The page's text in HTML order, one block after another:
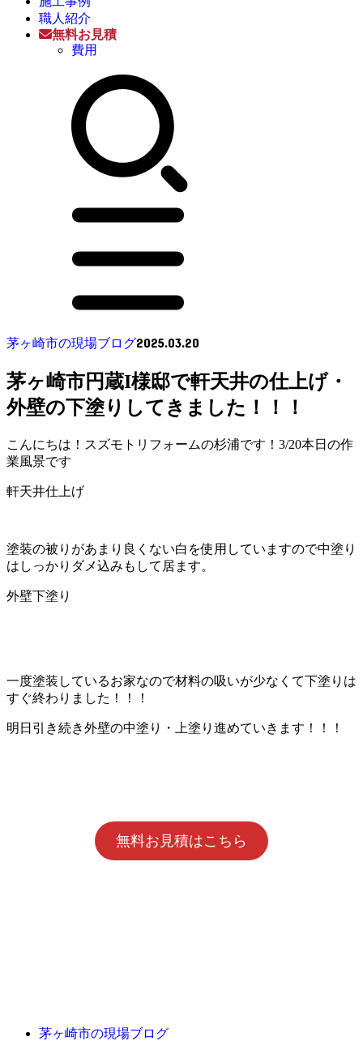
職人紹介
無料お見積
費用
茅ヶ崎市の現場ブログ2025.03.20
茅ヶ崎市円蔵I様邸で軒天井の仕上げ・
外壁の下塗りしてきました！！！
こんにちは！スズモトリフォームの杉浦です！3/20本日の作
業風景です
軒天井仕上げ
塗装の被りがあまり良くない白を使用していますので中塗り
はしっかりダメ込みもして居ます。
外壁下塗り
一度塗装しているお家なので材料の吸いが少なくて下塗りは
すぐ終わりました！！！
明日引き続き外壁の中塗り・上塗り進めていきます！！！
無料お見積はこちら
茅ヶ崎市の現場ブログ